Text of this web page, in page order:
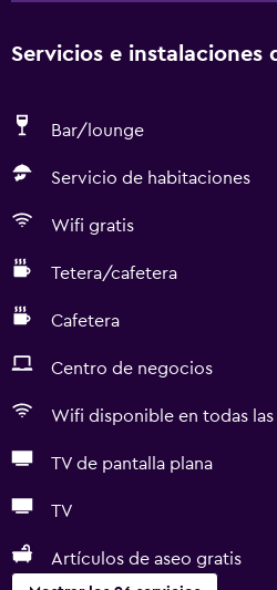
Servicios e instalaciones
Bar/lounge
Servicio de habitaciones
Wifi gratis
Tetera/cafetera
Cafetera
Centro de negocios
Wifi disponible en todas
TV de pantalla plana
TV
Artículos de aseo gratis